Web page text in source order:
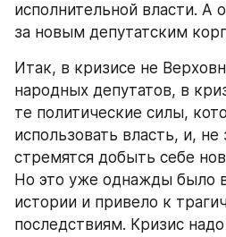
исполнительной власти. А
за новым депутатским
Итак, в кризисе не
народных депутатов, в
те политические силы,
использовать власть, и, не
стремятся добыть себе
Но это уже однажды было
истории и привело к
последствиям. Кризис